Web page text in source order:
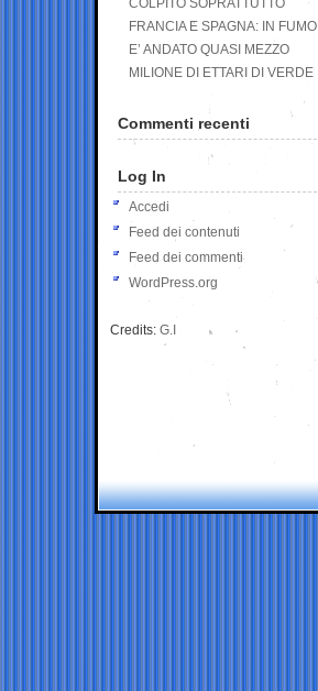
COLPITO SOPRATTUTTO
FRANCIA E SPAGNA: IN FUMO
E’ ANDATO QUASI MEZZO
MILIONE DI ETTARI DI VERDE
Commenti recenti
Log In
Accedi
Feed dei contenuti
Feed dei commenti
WordPress.org
Credits: G.I